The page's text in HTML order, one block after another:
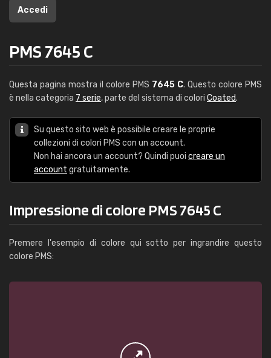
Accedi
PMS 7645 C
Questa pagina mostra il colore PMS 7645 C. Questo colore PMS
è nella categoria 7 serie, parte del sistema di colori Coated.
Su questo sito web è possibile creare le proprie
collezioni di colori PMS con un account.
Non hai ancora un account? Quindi puoi creare un
account gratuitamente.
Impressione di colore PMS 7645 C
Premere l'esempio di colore qui sotto per ingrandire questo
colore PMS: